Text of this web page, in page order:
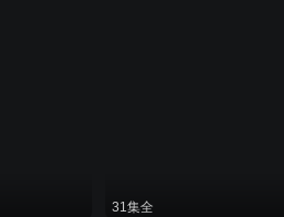
31集全